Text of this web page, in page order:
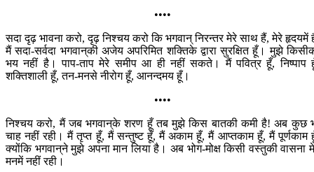
••••
सदा दृढ़ भावना करो, दृढ़ निश्चय करो कि भगवान् निरन्तर मेरे साथ हैं, मेरे हृदयमें
मैं सदा-सर्वदा भगवान‍्की अजेय अपरिमित शक्तिके द्वारा सुरक्षित हूँ। मुझे
भय नहीं है। पाप-ताप मेरे समीप आ ही नहीं सकते। मैं पवित्र हूँ, निष्पाप
शक्तिशाली हूँ, तन-मनसे नीरोग हूँ, आनन्दमय हूँ।
••••
निश्चय करो, मैं जब भगवान‍्के शरण हूँ तब मुझे किस बातकी कमी है! अब कुछ
चाह नहीं रही। मैं तृप्त हूँ, मैं सन्तुष्ट हूँ, मैं अकाम हूँ, मैं आप्तकाम हूँ, मैं पूर्णकाम
क्योंकि भगवान‍्ने मुझे अपना मान लिया है। अब भोग-मोक्ष किसी वस्तुकी वासना
मनमें नहीं रही।